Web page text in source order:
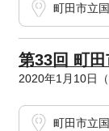
町田市立
第33回 町
2020年1月10日
町田市立